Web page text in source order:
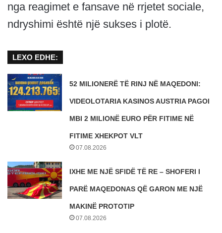
nga reagimet e fansave në rrjetet sociale,
ndryshimi është një sukses i plotë.
LEXO EDHE:
52 MILIONERË TË RINJ NË MAQEDONI:
VIDEOLOTARIA KASINOS AUSTRIA PAGOI
MBI 2 MILIONË EURO PËR FITIME NË
FITIME XHEKPOT VLT
07.08.2026
IXHE ME NJË SFIDË TË RE – SHOFERI I
PARË MAQEDONAS QË GARON ME NJË
MAKINË PROTOTIP
07.08.2026